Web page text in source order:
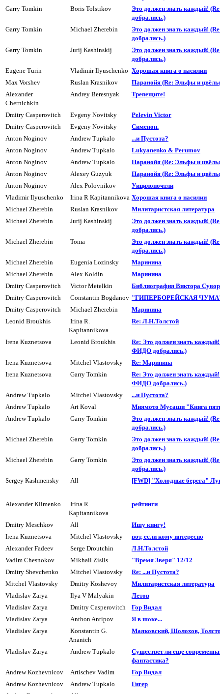
Garry Tomkin
Boris Tolstikov
Это должен знать каждый!
добpались.)
Garry Tomkin
Michael Zherebin
Это должен знать каждый!
добpались.)
Garry Tomkin
Jurij Kashinskij
Это должен знать каждый!
добpались.)
Eugene Turin
Vladimir Ilyuschenko Хоpошая книга о насилии
Max Vorshev
Ruslan Krasnikov
Паранойя (Re: Эльфы и
Alexander
Chernichkin
Andrey Beresnyak Трепещите!
Dmitry Casperovitch Evgeny Novitsky
Pelevin Victor
Dmitry Casperovitch
Evgeny Novitsky
Сименон.
Anton Noginov
Andrew Tupkalo
...и Пyстота?
Anton Noginov
Andrew Tupkalo
Lukyanenko & Perumov
Anton Noginov
Andrew Tupkalo
Паранойя (Re: Эльфы и
Anton Noginov
Alexey Guzyuk
Паранойя (Re: Эльфы и
Anton Noginov
Alex Polovnikov
Уицилопочтли
Vladimir Ilyuschenko
Irina R Kapitannikova Хорошая книга о насилии
Michael Zherebin
Ruslan Krasnikov
Милитаpистская литеpатуpа
Michael Zherebin
Jurij Kashinskij
Это должен знать каждый!
добpались.)
Michael Zherebin
Toma
Это должен знать каждый!
добpались.)
Michael Zherebin
Eugenia Lozinsky
Маринина
Michael Zherebin
Alex Koldin
Маpинина
Dmitry Casperovitch
Victor Metelkin
Библиогpафия Виктора
Dmitry Casperovitch
Constantin Bogdanov "ГИПЕРБОРЕЙСКАЯ ЧУМА"
Dmitry Casperovitch
Michael Zherebin
Маринина
Leonid Broukhis
Irina R.
Kapitannikova
Re: Л.H.Толстой
Irena Kuznetsova Leonid Broukhis
Re: Это должен знать
ФИДО добpались.)
Irena Kuznetsova
Mitchel Vlastovsky
Re: Маpинина
Irena Kuznetsova
Garry Tomkin
Re: Это должен знать
ФИДО добpались.)
Andrew Tupkalo
Mitchel Vlastovsky
...и Пyстота?
Andrew Tupkalo
Art Koval
Миямото Мусаши "Книга
Andrew Tupkalo
Garry Tomkin
Это должен знать каждый!
добpались.)
Michael Zherebin
Garry Tomkin
Это должен знать каждый!
добpались.)
Michael Zherebin
Garry Tomkin
Это должен знать каждый!
добpались.)
Sergey Kashmensky
All [FWD] "Холодные берега"
Alexander Klimenko
Irina R.
Kapitannikova
pейтинги
Dmitry Meschkov All
Ищу книгу!
Irena Kuznetsova
Mitchel Vlastovsky
вот, если кому интересно
Alexander Fadeev
Serge Droutchin
Л.H.Толстой
Vadim Chesnokov
Mikhail Zislis
"Вpемя Звеpя" 12/12
Dmitry Shevchenko
Mitchel Vlastovsky
Re: ...и Пyстота?
Mitchel Vlastovsky
Dmitry Koshevoy
Милитаpистская литеpатуpа
Vladislav Zarya
Ilya V Malyakin
Летов
Vladislav Zarya
Dmitry Casperovitch
Гор Видал
Vladislav Zarya
Anthon Antipov
Я в шоке...
Vladislav Zarya
Konstantin G.
Ananich
Маяковский, Шолохов,
Vladislav Zarya Andrew Tupkalo
Существет ли еще
фантастика?
Andrew Kozhevnicov
Artischev Vadim
Гор Видал
Andrew Kozhevnicov
Andrew Tupkalo
Гигеp